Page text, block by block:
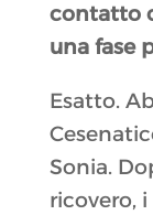
contatto
una fase
Esatto.
Sonia.
ricovero,